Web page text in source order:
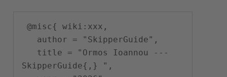
SkipperGuide{,} ",